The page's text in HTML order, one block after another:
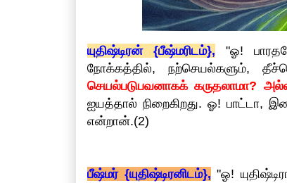
யுதிஷ்டிரன் {பீஷ்மரிடம்}, "ஓ!
நோக்கத்தில், நற்செயல்களும்,
செயல்படுபவனாகக் கருதலாமா?
ஐயத்தால் நிறைகிறது. ஓ! பாட்டா,
என்றான்.(2)
பீஷ்மர் {யுதிஷ்டிரனிடம்}, "ஓ!